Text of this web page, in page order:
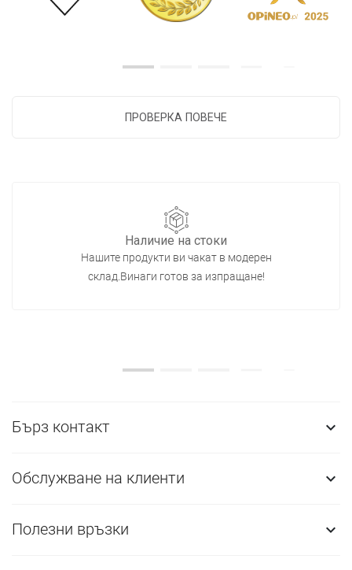
ПРОВЕРКА ПОВЕЧЕ
Наличие на стоки
Нашите продукти ви чакат в модерен
склад.Винаги готов за изпращане!
Бърз контакт 
Обслужване на клиенти 
Полезни връзки 